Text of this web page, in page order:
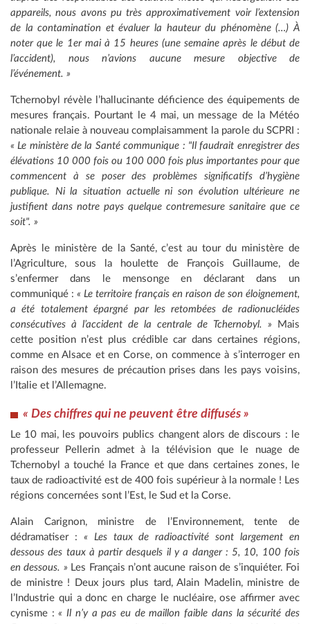
appareils, nous avons pu très approximativement voir l’extension
de la contamination et évaluer la hauteur du phénomène (…) À
noter que le 1er mai à 15 heures (une semaine après le début de
l’accident), nous n’avions aucune mesure objective de
l’événement. »
Tchernobyl révèle l’hallucinante déficience des équipements de
mesures français. Pourtant le 4 mai, un message de la Météo
nationale relaie à nouveau complaisamment la parole du SCPRI :
« Le ministère de la Santé communique : "Il faudrait enregistrer des
élévations 10 000 fois ou 100 000 fois plus importantes pour que
commencent à se poser des problèmes significatifs d’hygiène
publique. Ni la situation actuelle ni son évolution ultérieure ne
justifient dans notre pays quelque contremesure sanitaire que ce
soit". »
Après le ministère de la Santé, c’est au tour du ministère de
l’Agriculture, sous la houlette de François Guillaume, de
s’enfermer dans le mensonge en déclarant dans un
communiqué : « Le territoire français en raison de son éloignement,
a été totalement épargné par les retombées de radionucléides
consécutives à l’accident de la centrale de Tchernobyl. » Mais
cette position n’est plus crédible car dans certaines régions,
comme en Alsace et en Corse, on commence à s’interroger en
raison des mesures de précaution prises dans les pays voisins,
l’Italie et l’Allemagne.
« Des chiffres qui ne peuvent être diffusés »
Le 10 mai, les pouvoirs publics changent alors de discours : le
professeur Pellerin admet à la télévision que le nuage de
Tchernobyl a touché la France et que dans certaines zones, le
taux de radioactivité est de 400 fois supérieur à la normale ! Les
régions concernées sont l’Est, le Sud et la Corse.
Alain Carignon, ministre de l’Environnement, tente de
dédramatiser : « Les taux de radioactivité sont largement en
dessous des taux à partir desquels il y a danger : 5, 10, 100 fois
en dessous. » Les Français n’ont aucune raison de s’inquiéter. Foi
de ministre ! Deux jours plus tard, Alain Madelin, ministre de
l’Industrie qui a donc en charge le nucléaire, ose affirmer avec
cynisme :« Il n’y a pas eu de maillon faible dans la sécurité des